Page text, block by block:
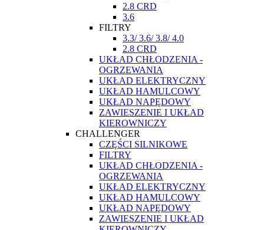
2.8 CRD
3.6
FILTRY
3.3/ 3.6/ 3.8/ 4.0
2.8 CRD
UKŁAD CHŁODZENIA -
OGRZEWANIA
UKŁAD ELEKTRYCZNY
UKŁAD HAMULCOWY
UKŁAD NAPĘDOWY
ZAWIESZENIE I UKŁAD
KIEROWNICZY
CHALLENGER
CZĘŚCI SILNIKOWE
FILTRY
UKŁAD CHŁODZENIA -
OGRZEWANIA
UKŁAD ELEKTRYCZNY
UKŁAD HAMULCOWY
UKŁAD NAPĘDOWY
ZAWIESZENIE I UKŁAD